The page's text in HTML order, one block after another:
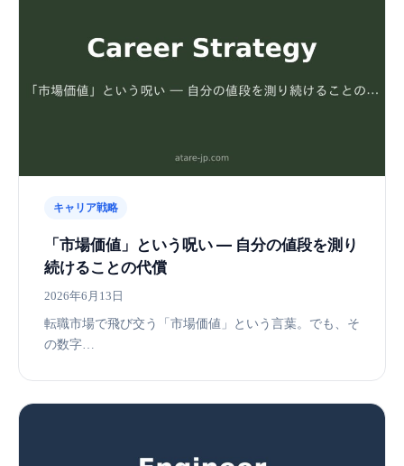
キャリア戦略
「市場価値」という呪い ― 自分の値段を測り
続けることの代償
2026年6月13日
転職市場で飛び交う「市場価値」という言葉。でも、そ
の数字…